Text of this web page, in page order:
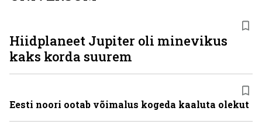
Hiidplaneet Jupiter oli minevikus
kaks korda suurem
Eesti noori ootab võimalus kogeda kaaluta olekut